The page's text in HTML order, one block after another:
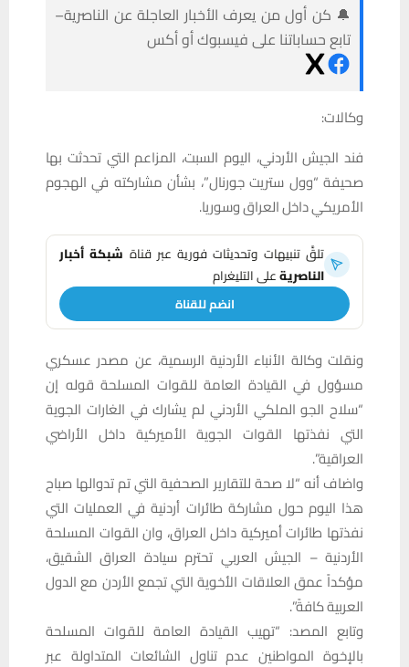
🔔 كن أول من يعرف الأخبار العاجلة عن الناصرية–
تابع حساباتنا على فيسبوك أو أكس
وكالات:
فند الجيش الأردني، اليوم السبت، المزاعم التي تحدثت بها
صحيفة “وول ستريت جورنال”، بشأن مشاركته في الهجوم
الأمريكي داخل العراق وسوريا.
تلقَّ تنبيهات وتحديثات فورية عبر قناة شبكة أخبار
الناصريةعلى التليغرام
انضم للقناة
ونقلت وكالة الأنباء الأردنية الرسمية، عن مصدر عسكري
مسؤول في القيادة العامة للقوات المسلحة قوله إن
“سلاح الجو الملكي الأردني لم يشارك في الغارات الجوية
التي نفذتها القوات الجوية الأميركية داخل الأراضي
العراقية”.
واضاف أنه “لا صحة للتقارير الصحفية التي تم تدوالها صباح
هذا اليوم حول مشاركة طائرات أردنية في العمليات التي
نفذتها طائرات أميركية داخل العراق، وان القوات المسلحة
الأردنية – الجيش العربي تحترم سيادة العراق الشقيق،
مؤكداً عمق العلاقات الأخوية التي تجمع الأردن مع الدول
العربية كافةً”.
وتابع المصد: “تهيب القيادة العامة للقوات المسلحة
بالإخوة المواطنين عدم تناول الشائعات المتداولة عبر